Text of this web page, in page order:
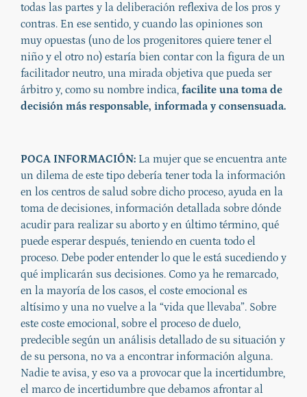
todas las partes y la deliberación reflexiva de los pros y
contras. En ese sentido, y cuando las opiniones son
muy opuestas (uno de los progenitores quiere tener el
niño y el otro no) estaría bien contar con la figura de un
facilitador neutro, una mirada objetiva que pueda ser
árbitro y, como su nombre indica, facilite una toma de
decisión más responsable, informada y consensuada.
POCA INFORMACIÓN: La mujer que se encuentra ante
un dilema de este tipo debería tener toda la información
en los centros de salud sobre dicho proceso, ayuda en la
toma de decisiones, información detallada sobre dónde
acudir para realizar su aborto y en último término, qué
puede esperar después, teniendo en cuenta todo el
proceso. Debe poder entender lo que le está sucediendo y
qué implicarán sus decisiones. Como ya he remarcado,
en la mayoría de los casos, el coste emocional es
altísimo y una no vuelve a la “vida que llevaba”. Sobre
este coste emocional, sobre el proceso de duelo,
predecible según un análisis detallado de su situación y
de su persona, no va a encontrar información alguna.
Nadie te avisa, y eso va a provocar que la incertidumbre,
el marco de incertidumbre que debamos afrontar al